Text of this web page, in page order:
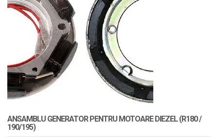
ANSAMBLU GENERATOR PENTRU MOTOARE DIEZEL (R180 /
190/195)